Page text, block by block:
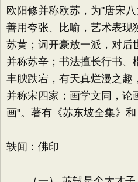
欧阳修并称欧苏，为"唐宋
善用夸张、比喻，艺术表现
苏黄；词开豪放一派，对后
并称苏辛；书法擅长行书、
丰腴跌宕，有天真烂漫之趣
并称宋四家；画学文同，论
画"。著有《苏东坡全集》和
轶闻：佛印